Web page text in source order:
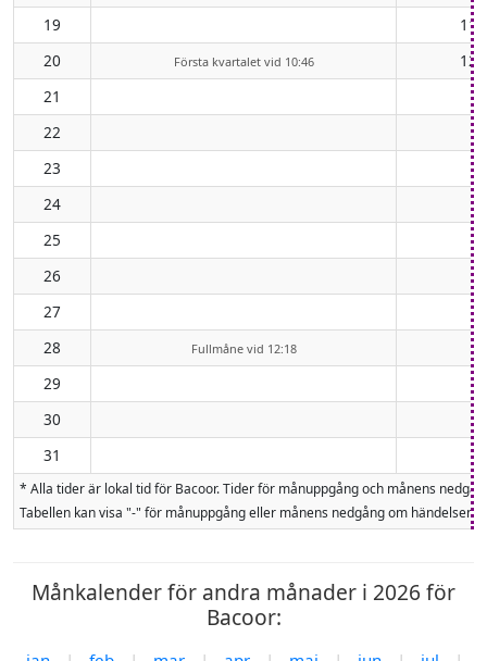
19
20
Första kvartalet vid 10:46
21
22
23
24
25
26
27
28
Fullmåne vid 12:18
29
30
31
* Alla tider är lokal tid för Bacoor. Tider för månuppgång och månens
Tabellen kan visa "-" för månuppgång eller månens nedgång om
Månkalender för andra månader i 2026 för
Bacoor: